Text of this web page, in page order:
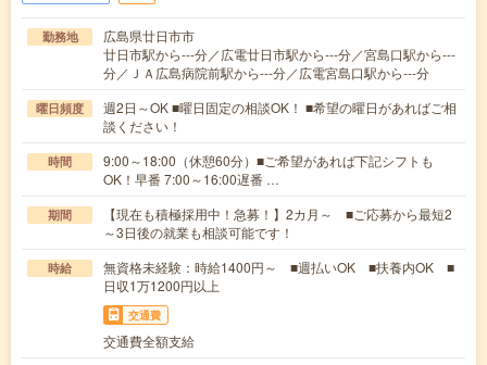
勤務地
広島県廿日市市
廿日市駅から---分／広電廿日市駅から---分／宮島口駅から---
分／ＪＡ広島病院前駅から---分／広電宮島口駅から---分
曜日頻度
週2日～OK ■曜日固定の相談OK！ ■希望の曜日があればご相
談ください！
時間
9:00～18:00（休憩60分）■ご希望があれば下記シフトも
OK！早番 7:00～16:00遅番 …
期間
【現在も積極採用中！急募！】2カ月～ ■ご応募から最短2
～3日後の就業も相談可能です！
時給
無資格未経験：時給1400円～ ■週払いOK ■扶養内OK ■
日収1万1200円以上
交通費
交通費全額支給